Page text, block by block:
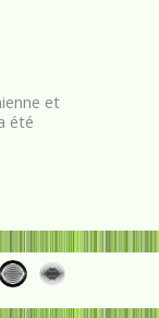
et
été